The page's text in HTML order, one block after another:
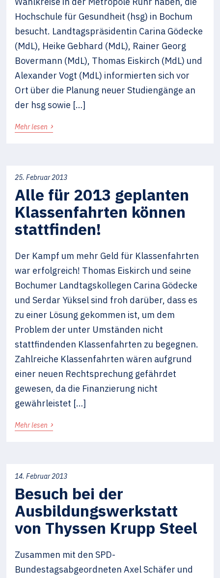
Hochschule für Gesundheit (hsg) in Bochum
besucht. Landtagspräsidentin Carina Gödecke
(MdL), Heike Gebhard (MdL), Rainer Georg
Bovermann (MdL), Thomas Eiskirch (MdL) und
Alexander Vogt (MdL) informierten sich vor
Ort über die Planung neuer Studiengänge an
der hsg sowie […]
Mehr lesen ›
25. Februar 2013
Alle für 2013 geplanten
Klassenfahrten können
stattfinden!
Der Kampf um mehr Geld für Klassenfahrten
war erfolgreich! Thomas Eiskirch und seine
Bochumer Landtagskollegen Carina Gödecke
und Serdar Yüksel sind froh darüber, dass es
zu einer Lösung gekommen ist, um dem
Problem der unter Umständen nicht
stattfindenden Klassenfahrten zu begegnen.
Zahlreiche Klassenfahrten wären aufgrund
einer neuen Rechtsprechung gefährdet
gewesen, da die Finanzierung nicht
gewährleistet […]
Mehr lesen ›
14. Februar 2013
Besuch bei der
Ausbildungswerkstatt
von Thyssen Krupp Steel
Zusammen mit den SPD-
Bundestagsabgeordneten Axel Schäfer und